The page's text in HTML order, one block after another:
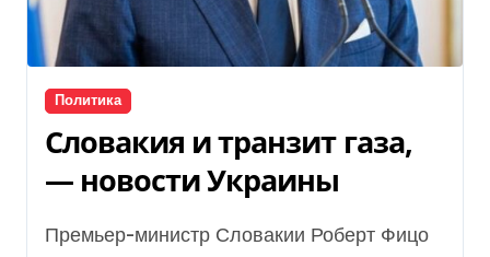
Политика
Словакия и транзит газа,
— новости Украины
Премьер-министр Словакии Роберт Фицо